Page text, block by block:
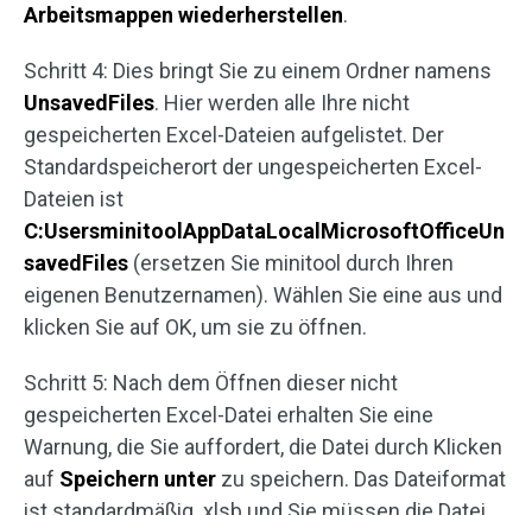
Arbeitsmappen wiederherstellen.
Schritt 4: Dies bringt Sie zu einem Ordner namens
UnsavedFiles. Hier werden alle Ihre nicht
gespeicherten Excel-Dateien aufgelistet. Der
Standardspeicherort der ungespeicherten Excel-
Dateien ist
C:UsersminitoolAppDataLocalMicrosoftOfficeUn
savedFiles (ersetzen Sie minitool durch Ihren
eigenen Benutzernamen). Wählen Sie eine aus und
klicken Sie auf OK, um sie zu öffnen.
Schritt 5: Nach dem Öffnen dieser nicht
gespeicherten Excel-Datei erhalten Sie eine
Warnung, die Sie auffordert, die Datei durch Klicken
auf Speichern unter zu speichern. Das Dateiformat